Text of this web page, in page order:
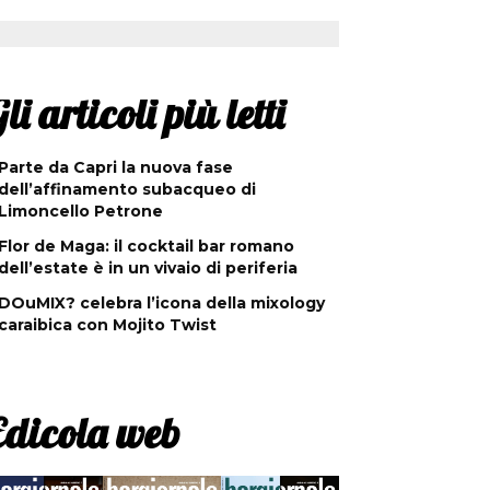
articoli più letti
da Capri la nuova fase
subacqueo di
Petrone
de Maga: il cocktail bar romano
è in un vivaio di periferia
celebra l’icona della mixology
con Mojito Twist
web